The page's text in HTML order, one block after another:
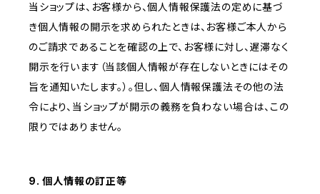
当ショップは、お客様から、個人情報保護法の定めに基づ
き個人情報の開示を求められたときは、お客様ご本人から
のご請求であることを確認の上で、お客様に対し、遅滞なく
開示を行います（当該個人情報が存在しないときにはその
旨を通知いたします。）。但し、個人情報保護法その他の法
令により、当ショップが開示の義務を負わない場合は、この
限りではありません。
9. 個人情報の訂正等